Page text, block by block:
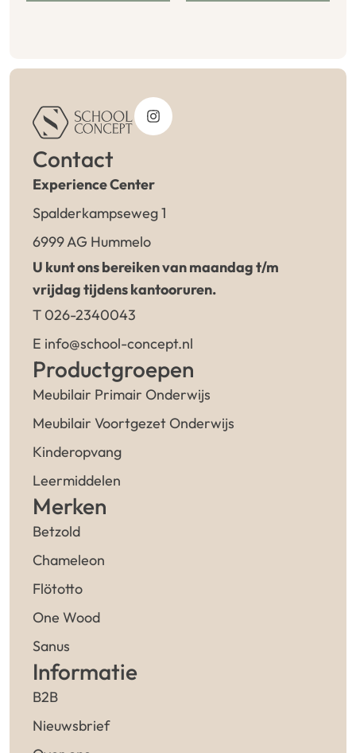
Contact
Experience Center
Spalderkampseweg 1
6999 AG Hummelo
U kunt ons bereiken van maandag t/m
vrijdag tijdens kantooruren.
T 026-2340043
E info@school-concept.nl
Productgroepen
Meubilair Primair Onderwijs
Meubilair Voortgezet Onderwijs
Kinderopvang
Leermiddelen
Merken
Betzold
Chameleon
Flötotto
One Wood
Sanus
Informatie
B2B
Nieuwsbrief